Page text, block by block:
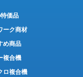
価品
ーク商材
め商品
複合機
ロ複合機